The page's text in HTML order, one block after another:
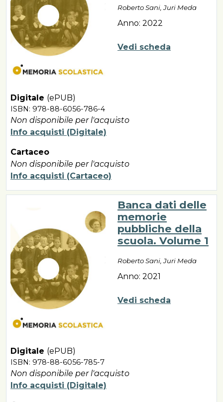
Roberto Sani, Juri Meda
Anno: 2022
Vedi scheda
Digitale (ePUB)
ISBN: 978-88-6056-786-4
Non disponibile per l'acquisto
Info acquisti (Digitale)
Cartaceo
Non disponibile per l'acquisto
Info acquisti (Cartaceo)
Banca dati delle
memorie
pubbliche della
scuola. Volume 1
Roberto Sani, Juri Meda
Anno: 2021
Vedi scheda
Digitale (ePUB)
ISBN: 978-88-6056-785-7
Non disponibile per l'acquisto
Info acquisti (Digitale)